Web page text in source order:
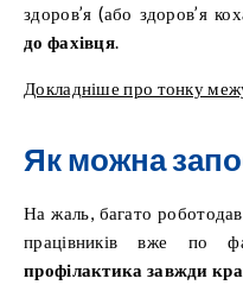
здоров’я (або здоров’я
до фахівця.
Докладніше про тонку
Як можна
На жаль, багато
працівників вже по
профілактика завжди